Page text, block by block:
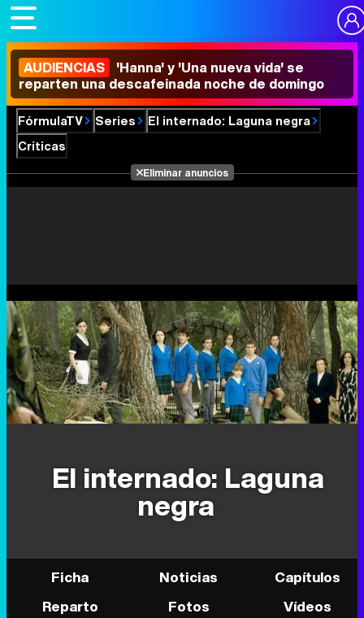
AUDIENCIAS 'Hanna' y 'Una nueva vida' se
reparten una descafeinada noche de domingo
FórmulaTV Series
El internado: Laguna negra
Críticas
Eliminar anuncios
El internado: Laguna
negra
Ficha Noticias
Capítulos
Reparto
Fotos
Vídeos